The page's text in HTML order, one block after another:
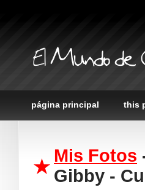
El Mundo
página principal this
Mis Fotos
Gibby -